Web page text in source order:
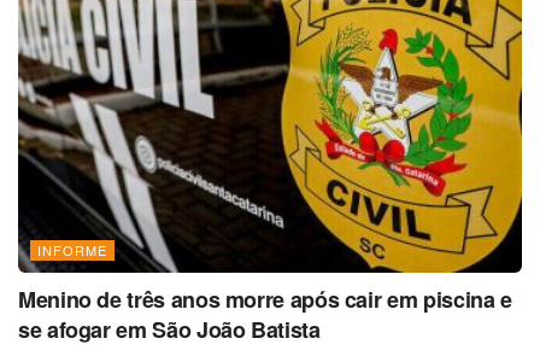
INFORME
Menino de três anos morre após cair em piscina e
se afogar em São João Batista